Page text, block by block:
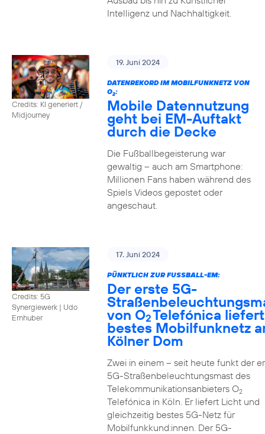
Intelligenz und Nachhaltigkeit.
Credits: KI generiert /
Midjourney
19. Juni 2024
DATENREKORD IM MOBILFUNKNETZ VON
O2:
Mobile Datennutzung
geht bei EM-Auftakt
durch die Decke
Die Fußballbegeisterung war
gewaltig – auch am Smartphone:
Millionen Fans haben während des
Spiels Videos gepostet oder
angeschaut.
Credits: 5G
Synergiewerk | Udo
Ernhuber
17. Juni 2024
PÜNKTLICH ZUR FUSSBALL-EM:
Der erste 5G-
von O2Telefónica liefert
bestes Mobilfunknetz
Kölner Dom
Zwei in einem – seit heute funkt der
5G-Straßenbeleuchtungsmast des
Telekommunikationsanbieters O2
Telefónica in Köln. Er liefert Licht und
gleichzeitig bestes 5G-Netz für
Mobilfunkkund:innen. Der 5G-